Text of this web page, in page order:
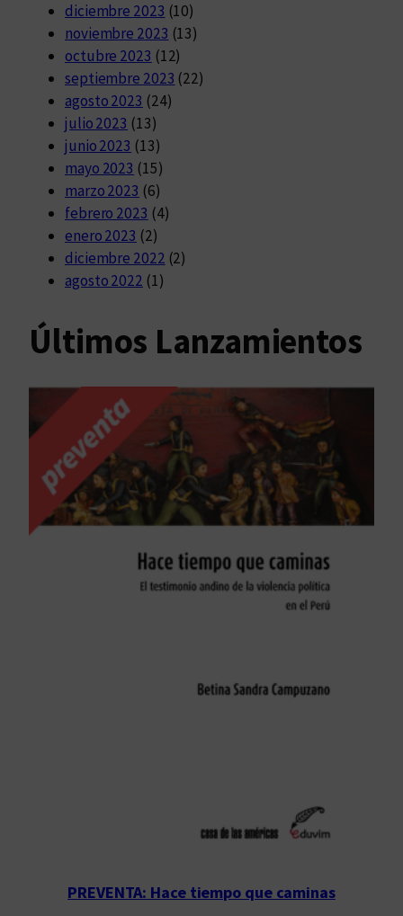
diciembre 2023 (10)
noviembre 2023 (13)
octubre 2023 (12)
septiembre 2023 (22)
agosto 2023 (24)
julio 2023 (13)
junio 2023 (13)
mayo 2023 (15)
marzo 2023 (6)
febrero 2023 (4)
enero 2023 (2)
diciembre 2022 (2)
agosto 2022 (1)
Últimos Lanzamientos
PREVENTA: Hace tiempo que caminas